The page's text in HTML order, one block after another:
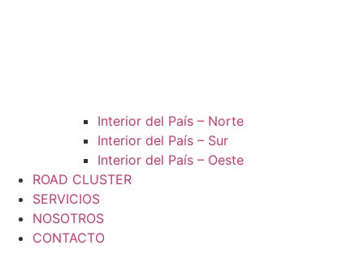
Interior del País – Norte
Interior del País – Sur
Interior del País – Oeste
ROAD CLUSTER
SERVICIOS
NOSOTROS
CONTACTO